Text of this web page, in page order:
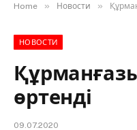
Home » Новости »
НОВОСТИ
өртенді
09.07.2020